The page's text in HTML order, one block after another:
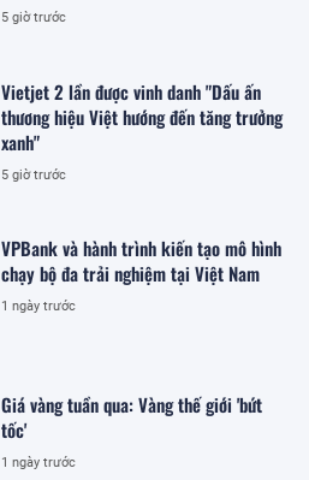
5 giờ trước
Vietjet 2 lần được vinh danh "Dấu ấn
thương hiệu Việt hướng đến tăng trưởng
xanh"
5 giờ trước
VPBank và hành trình kiến tạo mô hình
chạy bộ đa trải nghiệm tại Việt Nam
1 ngày trước
Giá vàng tuần qua: Vàng thế giới 'bứt
tốc'
1 ngày trước